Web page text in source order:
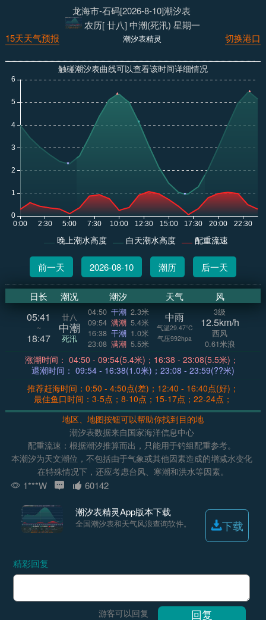
龙海市-石码[2026-8-10]潮汐表
农历[ 廿八] 中潮(死汛) 星期一
切换港口
潮汐表精灵
15天天气预报
触碰潮汐表曲线可以查看该时间详细情况
晚上潮水高度 白天潮水高度 配重流速
前一天 2026-08-10 潮历 后一天
日长 潮况 潮汐 天气 风
05:41
~
18:47
廿八
中潮
死汛
04:50 干潮 2.3米
09:54 满潮 5.4米
16:38 干潮 1.0米
23:08 满潮 5.5米
中雨
气温29.47°C
气压992hpa
3级
12.5km/h
西风
0.61米浪
涨潮时间： 04:50 - 09:54(5.4米)；16:38 - 23:08(5.5米)；
退潮时间： 09:54 - 16:38(1.0米)；23:08 - 23:59(??米)
推荐赶海时间：0:50 - 4:50点(差)；12:40 - 16:40点(好)；
最佳鱼口时间：3-5点；8-10点；15-17点；22-24点；
地区、地图按钮可以帮助你找到目的地
潮汐表数据来自国家海洋信息中心
配重流速：根据潮汐推算而出，只能用于钓组配重参考。
本潮汐为天文潮位，不包括由于气象或其他因素造成的增减水变化
在特殊情况下，还应考虑台风、寒潮和洪水等因素。
1***W 60142
潮汐表精灵App版本下载
全国潮汐表和天气风浪查询软件。 下载
精彩回复
游客可以回复